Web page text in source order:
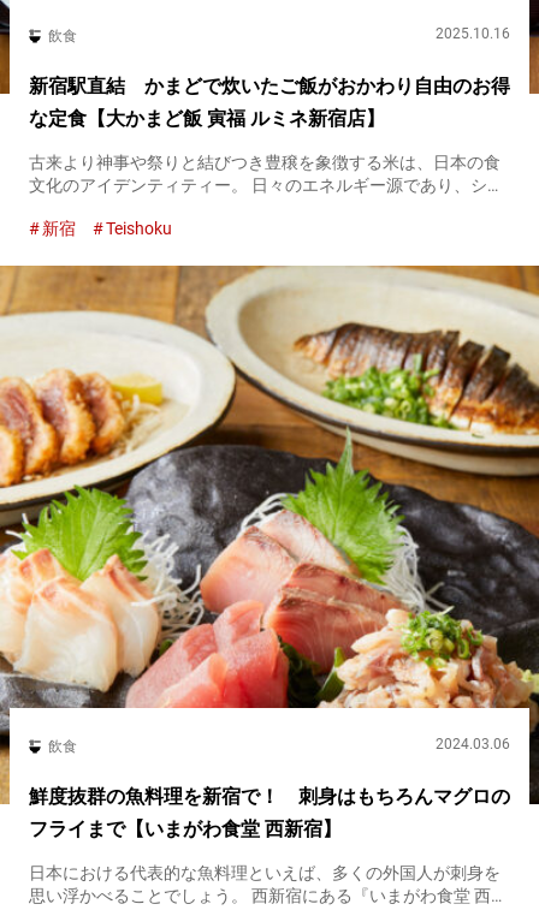
飲食 2025.10.16
新宿駅直結 かまどで炊いたご飯がおかわり自由のお得
な定食【大かまど飯 寅福 ルミネ新宿店】
古来より神事や祭りと結びつき豊穣を象徴する米は、日本の食
文化のアイデンティティー。 日々のエネルギー源であり、シン
ならではの『定食』スタイルで、最もおいしい状態である炊き
新宿 Teishoku
飲食 2024.03.06
鮮度抜群の魚料理を新宿で！ 刺身はもちろんマグロの
フライまで【いまがわ食堂 西新宿】
日本における代表的な魚料理といえば、多くの外国人が刺身を
思い浮かべることでしょう。 西新宿にある『いまがわ食堂 西新